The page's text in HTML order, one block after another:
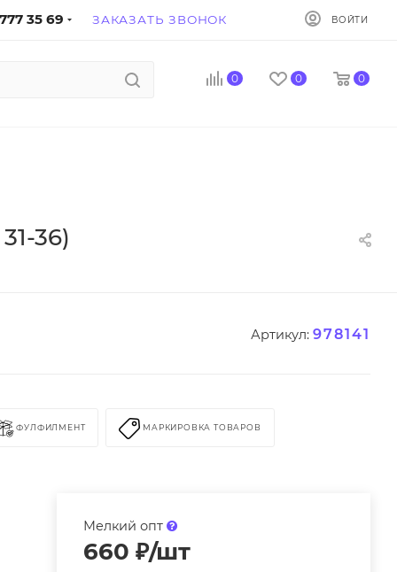
35 69 ЗАКАЗАТЬ ЗВОНОК ВОЙТИ
0 0 0
36)
Артикул: 978141
ФУЛФИЛМЕНТ МАРКИРОВКА ТОВАРОВ
Мелкий опт
660 ₽/шт